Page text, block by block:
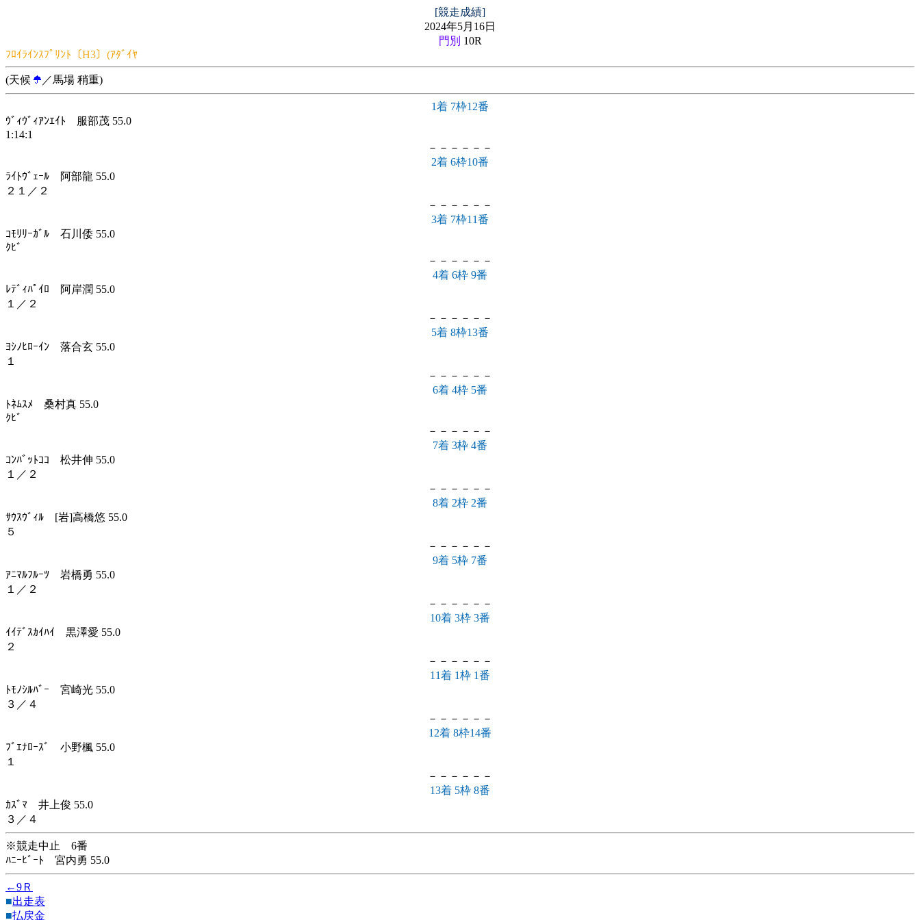
[競走成績]
2024年5月16日
門別 10R
ﾌﾛｲﾗｲﾝｽﾌﾟﾘﾝﾄ〔H3〕(ｱﾀﾞｲﾔ
(天候 ／馬場 稍重)
1着 7枠12番
ｳﾞｨｳﾞｨｱﾝｴｲﾄ 服部茂 55.0
1:14:1
－－－－－－
2着 6枠10番
ﾗｲﾄｳﾞｪｰﾙ 阿部龍 55.0
２１／２
－－－－－－
3着 7枠11番
ｺﾓﾘﾘｰｶﾞﾙ 石川倭 55.0
ｸﾋﾞ
－－－－－－
4着 6枠 9番
ﾚﾃﾞｨﾊﾟｲﾛ 阿岸潤 55.0
１／２
－－－－－－
5着 8枠13番
ﾖｼﾉﾋﾛｰｲﾝ 落合玄 55.0
１
－－－－－－
6着 4枠 5番
ﾄﾈﾑｽﾒ 桑村真 55.0
ｸﾋﾞ
－－－－－－
7着 3枠 4番
ｺﾝﾊﾞｯﾄｺｺ 松井伸 55.0
１／２
－－－－－－
8着 2枠 2番
ｻｳｽｳﾞｨﾙ [岩]高橋悠 55.0
５
－－－－－－
9着 5枠 7番
ｱﾆﾏﾙﾌﾙｰﾂ 岩橋勇 55.0
１／２
－－－－－－
10着 3枠 3番
ｲｲﾃﾞｽｶｲﾊｲ 黒澤愛 55.0
２
－－－－－－
11着 1枠 1番
ﾄﾓﾉｼﾙﾊﾞｰ 宮崎光 55.0
３／４
－－－－－－
12着 8枠14番
ﾌﾞｴﾅﾛｰｽﾞ 小野楓 55.0
１
－－－－－－
13着 5枠 8番
ｶｽﾞﾏ 井上俊 55.0
３／４
※競走中止 6番
ﾊﾆｰﾋﾞｰﾄ 宮内勇 55.0
←9Ｒ
■出走表
■払戻金